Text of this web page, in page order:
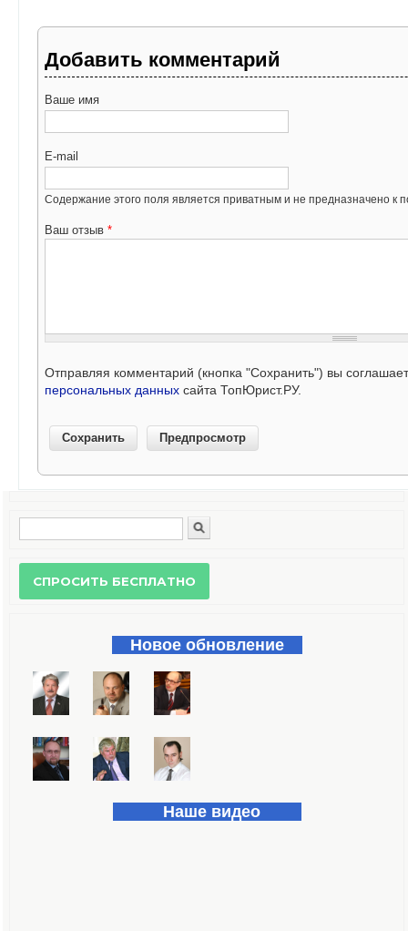
Добавить комментарий
Ваше имя
E-mail
Содержание этого поля является приватным и не предназначено к
Ваш отзыв *
Отправляя комментарий (кнопка "Сохранить") вы
персональных данных сайта ТопЮрист.РУ.
Форма поиска
Новое обновление
Наше видео